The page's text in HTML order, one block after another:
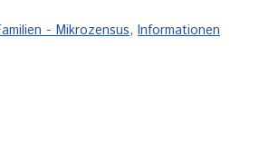
- Mikrozensus,Informationen